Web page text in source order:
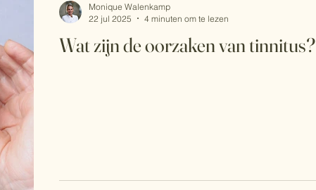
Wat zijn de oorzaken van tinnitus?
Monique Walenkamp
22 jul 2025
4 minuten om te lezen